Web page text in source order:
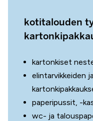
kotitalouden
kartonkiset
elintarvikkeiden
paperipussit, -
wc- ja